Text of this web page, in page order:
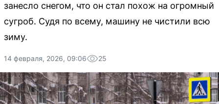
занесло снегом, что он стал похож на огромный
сугроб. Судя по всему, машину не чистили всю
зиму.
14 февраля, 2026, 09:06 25